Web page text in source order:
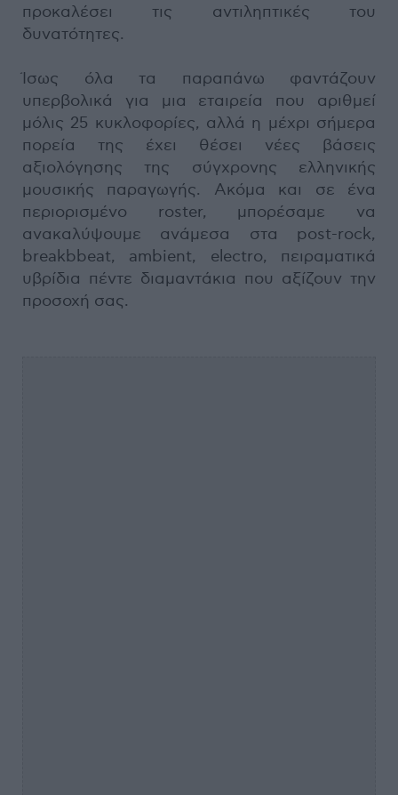
προκαλέσει τις αντιληπτικές του
δυνατότητες.
Ίσως όλα τα παραπάνω φαντάζουν
υπερβολικά για μια εταιρεία που αριθμεί
μόλις 25 κυκλοφορίες, αλλά η μέχρι σήμερα
πορεία της έχει θέσει νέες βάσεις
αξιολόγησης της σύγχρονης ελληνικής
μουσικής παραγωγής. Ακόμα και σε ένα
περιορισμένο roster, μπορέσαμε να
ανακαλύψουμε ανάμεσα στα post-rock,
breakbbeat, ambient, electro, πειραματικά
υβρίδια πέντε διαμαντάκια που αξίζουν την
προσοχή σας.